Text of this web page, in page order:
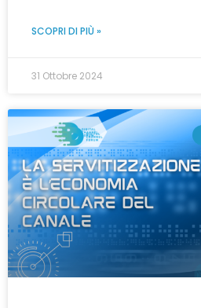
SCOPRI DI PIÙ »
31 Ottobre 2024